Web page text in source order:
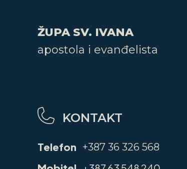
ŽUPA SV. IVANA
apostola i evanđelista
KONTAKT
Telefon +387 36 326 568